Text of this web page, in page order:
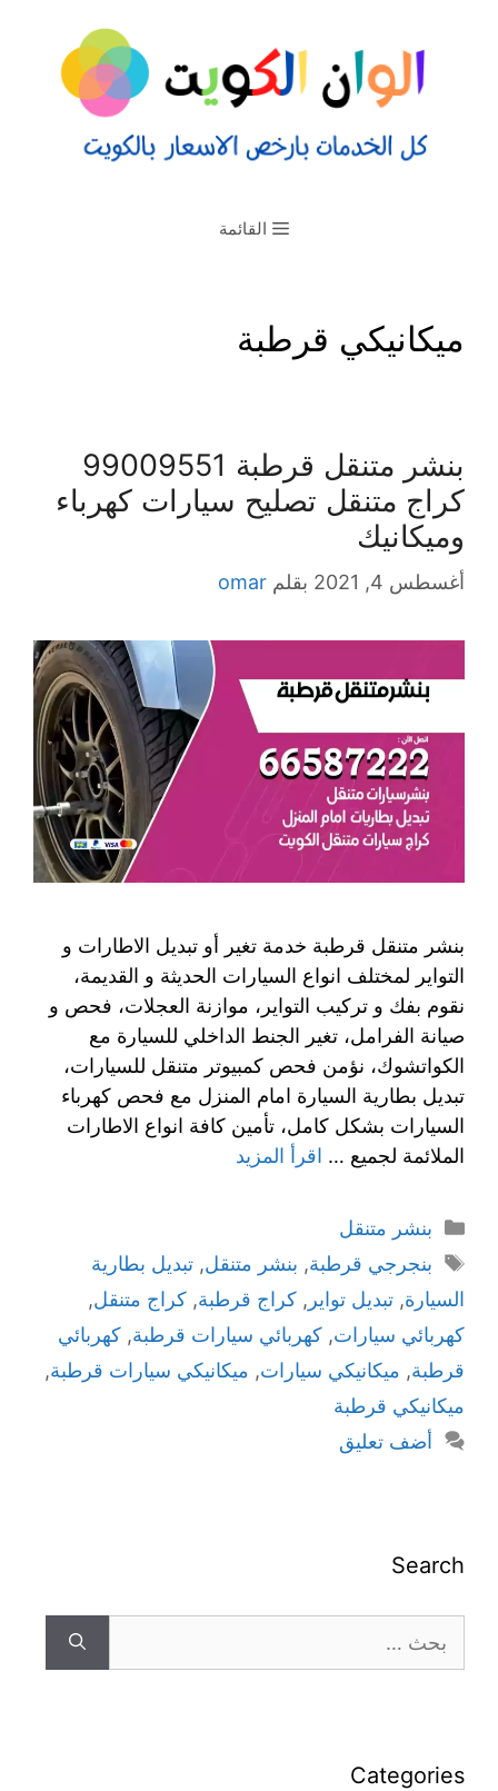
القائمة
ميكانيكي قرطبة
كراج متنقل تصليح سيارات كهرباء
وميكانيك
أغسطس 4, 2021 بقلم omar
بنشر متنقل قرطبة خدمة تغير أو تبديل الاطارات و
التواير لمختلف انواع السيارات الحديثة و القديمة،
نقوم بفك و تركيب التواير، موازنة العجلات، فحص و
صيانة الفرامل، تغير الجنط الداخلي للسيارة مع
الكواتشوك، نؤمن فحص كمبيوتر متنقل للسيارات،
تبديل بطارية السيارة امام المنزل مع فحص كهرباء
السيارات بشكل كامل، تأمين كافة انواع الاطارات
الملائمة لجميع … اقرأ المزيد
بنشر متنقل
بنجرجي قرطبة, بنشر متنقل, تبديل بطارية
السيارة, تبديل تواير , كراج قرطبة, كراج متنقل,
كهربائي سيارات, كهربائي سيارات قرطبة, كهربائي
قرطبة, ميكانيكي سيارات, ميكانيكي سيارات قرطبة,
ميكانيكي قرطبة
أضف تعليق
Search
Categories